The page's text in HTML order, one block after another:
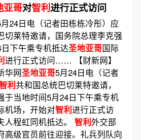
亚哥对智利进行正式访问
24日电（记者田栋栋冷彤）应
切莱特邀请，国务院总理李克强
下午乘专机抵达圣地亚哥国际
进行正式访问…… 【财新网】
华网圣地亚哥5月24日电（记者
利共和国总统巴切莱特邀请，
于当地时间5月24日下午乘专机
机场，开始对智利进行正式访
程虹同机抵达。 智利外交部
高级官员前往迎接。礼兵列队向